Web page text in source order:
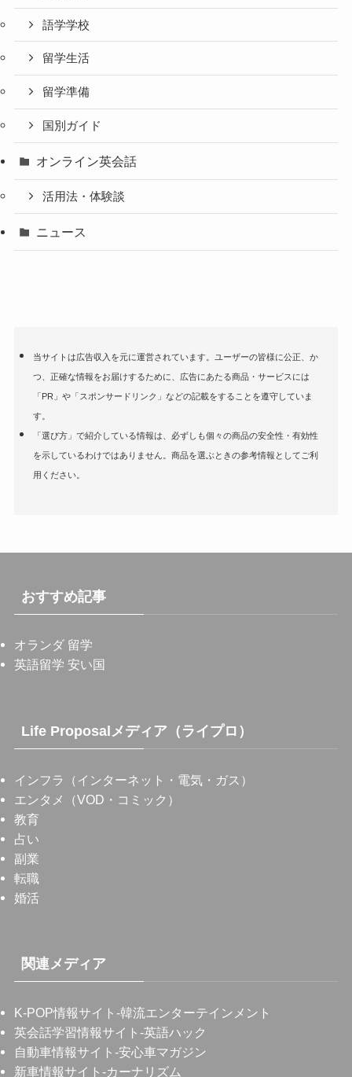
語学学校
留学生活
留学準備
国別ガイド
オンライン英会話
活用法・体験談
ニュース
当サイトは広告収入を元に運営されています。ユーザーの皆様に公正、か
つ、正確な情報をお届けするために、広告にあたる商品・サービスには
「PR」や「スポンサードリンク」などの記載をすることを遵守していま
す。
「選び方」で紹介している情報は、必ずしも個々の商品の安全性・有効性
を示しているわけではありません。商品を選ぶときの参考情報としてご利
用ください。
おすすめ記事
オランダ 留学
英語留学 安い国
Life Proposalメディア（ライプロ）
インフラ（インターネット・電気・ガス）
エンタメ（VOD・コミック）
教育
占い
副業
転職
婚活
関連メディア
K-POP情報サイト -韓流エンターテインメント
英会話学習情報サイト -英語ハック
自動車情報サイト -安心車マガジン
新車情報サイト -カーナリズム